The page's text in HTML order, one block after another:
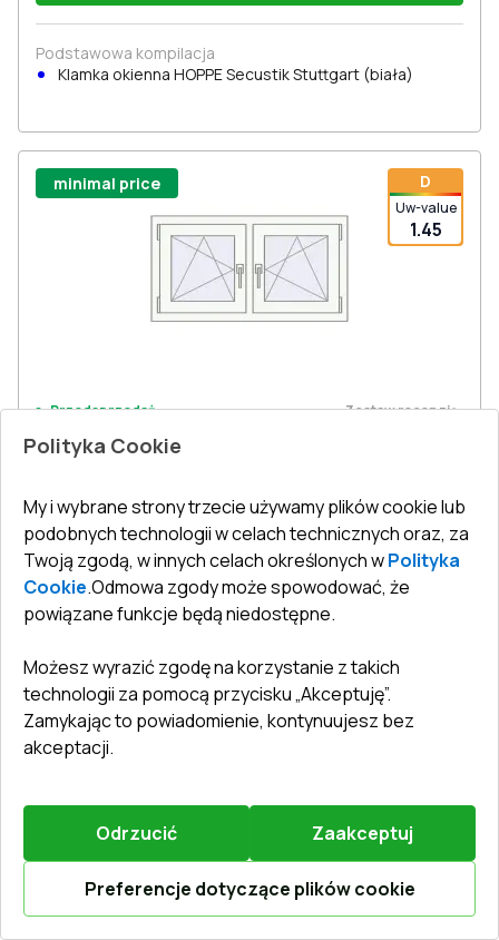
Oblicz online
Podstawowa kompilacja
Klamka okienna HOPPE Secustik Stuttgart (biała)
D
Uw-value
1.45
minimal price
Przedsprzedaż Zostaw recenzję
System profili 6 komorowe
Głębokość ramy: 70 mm
Uszczelka: 2poziomy
Oszklenie:
antywłamaniowa:
antywłamaniowe
128,60 €
105,45 €
Podstawowa kompilacja
Klamka okienna HOPPE Secustik Stuttgart (biała)
Polityka Cookie
My i wybrane strony trzecie używamy plików cookie lub
podobnych technologii w celach technicznych oraz, za
Twoją zgodą, w innych celach określonych wPolityka
Cookie.Odmowa zgody może spowodować, że
powiązane funkcje będą niedostępne.
Możesz wyrazić zgodę na korzystanie z takich
technologii za pomocą przycisku „Akceptuję”.
Zamykając to powiadomienie, kontynuujesz bez
akceptacji.
Odrzucić Zaakceptuj
Preferencje dotyczące plików cookie